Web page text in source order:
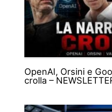
OpenAI, Orsini e
crolla –